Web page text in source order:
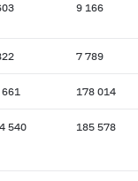
9 166
7 789
178 014
540 185 578